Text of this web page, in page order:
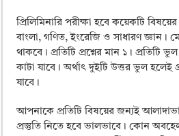
প্রিলিমিনারি পরীক্ষা হবে কয়েকটি
বাংলা, গণিত, ইংরেজি ও সাধারণ জ্ঞান।
থাকবে। প্রতিটি প্রশ্নের মান ১। প্রতিটি
কাটা যাবে। অর্থাৎ দুইটি উত্তর ভুল হলেই
যাবে।
আপনাকে প্রতিটি বিষয়ের জন্যই
প্রস্তুতি নিতে হবে ভালভাবে। কোন